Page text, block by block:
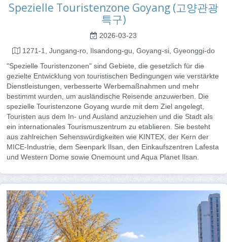
Spezielle Touristenzone Goyang (고양관광
특구)
2026-03-23
1271-1, Jungang-ro, Ilsandong-gu, Goyang-si, Gyeonggi-do
"Spezielle Touristenzonen" sind Gebiete, die gesetzlich für die
gezielte Entwicklung von touristischen Bedingungen wie verstärkte
Dienstleistungen, verbesserte Werbemaßnahmen und mehr
bestimmt wurden, um ausländische Reisende anzuwerben. Die
spezielle Touristenzone Goyang wurde mit dem Ziel angelegt,
Touristen aus dem In- und Ausland anzuziehen und die Stadt als
ein internationales Tourismuszentrum zu etablieren. Sie besteht
aus zahlreichen Sehenswürdigkeiten wie KINTEX, der Kern der
MICE-Industrie, dem Seenpark Ilsan, den Einkaufszentren Lafesta
und Western Dome sowie Onemount und Aqua Planet Ilsan.